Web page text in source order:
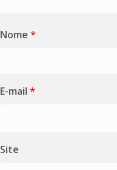
Nome *
E-mail *
Site